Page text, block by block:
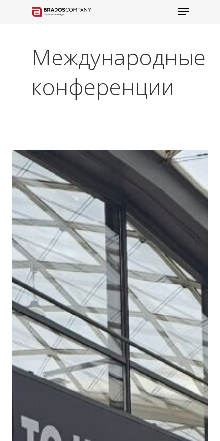
Hit enter to search or ESC to close
Международные
конференции